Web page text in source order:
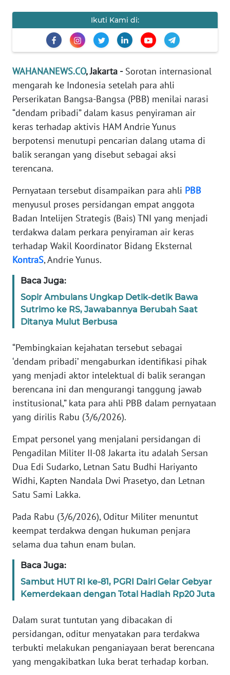
Ikuti Kami di:
WAHANANEWS.CO, Jakarta -Sorotan internasional
mengarah ke Indonesia setelah para ahli
Perserikatan Bangsa-Bangsa (PBB) menilai narasi
“dendam pribadi” dalam kasus penyiraman air
keras terhadap aktivis HAM Andrie Yunus
berpotensi menutupi pencarian dalang utama di
balik serangan yang disebut sebagai aksi
terencana.
Pernyataan tersebut disampaikan para ahli PBB
menyusul proses persidangan empat anggota
Badan Intelijen Strategis (Bais) TNI yang menjadi
terdakwa dalam perkara penyiraman air keras
terhadap Wakil Koordinator Bidang Eksternal
KontraS, Andrie Yunus.
Baca Juga:
Sopir Ambulans Ungkap Detik-detik Bawa
Sutrimo ke RS, Jawabannya Berubah Saat
Ditanya Mulut Berbusa
“Pembingkaian kejahatan tersebut sebagai
‘dendam pribadi’ mengaburkan identifikasi pihak
yang menjadi aktor intelektual di balik serangan
berencana ini dan mengurangi tanggung jawab
institusional,” kata para ahli PBB dalam pernyataan
yang dirilis Rabu (3/6/2026).
Empat personel yang menjalani persidangan di
Pengadilan Militer II-08 Jakarta itu adalah Sersan
Dua Edi Sudarko, Letnan Satu Budhi Hariyanto
Widhi, Kapten Nandala Dwi Prasetyo, dan Letnan
Satu Sami Lakka.
Pada Rabu (3/6/2026), Oditur Militer menuntut
keempat terdakwa dengan hukuman penjara
selama dua tahun enam bulan.
Baca Juga:
Sambut HUT RI ke-81, PGRI Dairi Gelar Gebyar
Kemerdekaan dengan Total Hadiah Rp20 Juta
Dalam surat tuntutan yang dibacakan di
persidangan, oditur menyatakan para terdakwa
terbukti melakukan penganiayaan berat berencana
yang mengakibatkan luka berat terhadap korban.
Informasi
INDEKS
BERITA
KONTAK
INFO
IKLAN
TENTANG
KAMI
MEDIA
SIBER
KARIR
DISCLAIMER
Wahana
News
Regional
WN
SUMUT
WN
JAKARTA
WN
JABAR
WN
BANTEN
NTT
WN
WN
PAPUA
WN